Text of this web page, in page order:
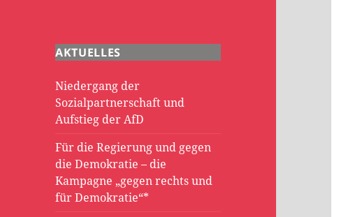
AKTUELLES
Niedergang der
Sozialpartnerschaft und
Aufstieg der AfD
Für die Regierung und gegen
die Demokratie – die
Kampagne „gegen rechts und
für Demokratie“*